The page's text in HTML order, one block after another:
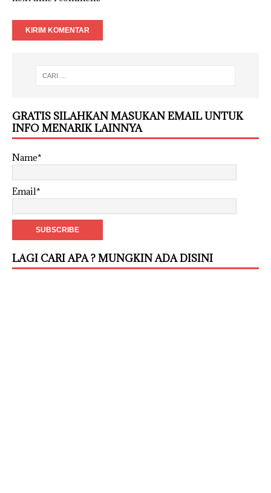
GRATIS SILAHKAN MASUKAN EMAIL UNTUK
INFO MENARIK LAINNYA
Name*
Email*
LAGI CARI APA ? MUNGKIN ADA DISINI